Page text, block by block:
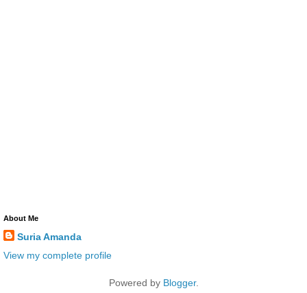
About Me
Suria Amanda
View my complete profile
Powered by Blogger.